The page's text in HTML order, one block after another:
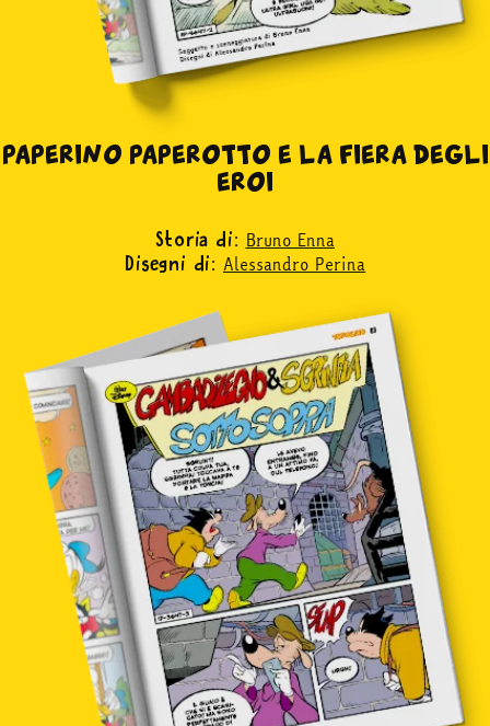
PAPERINO PAPEROTTO E LA FIERA DEGLI
EROI
Storia di: Bruno Enna
Disegni di: Alessandro Perina